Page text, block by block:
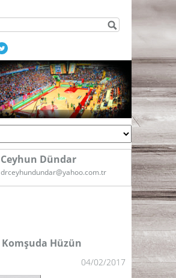
Ceyhun Dündar
drceyhundundar@yahoo.com.tr
Komşuda Hüzün
04/02/2017